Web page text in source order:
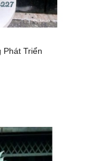
Phát Triển